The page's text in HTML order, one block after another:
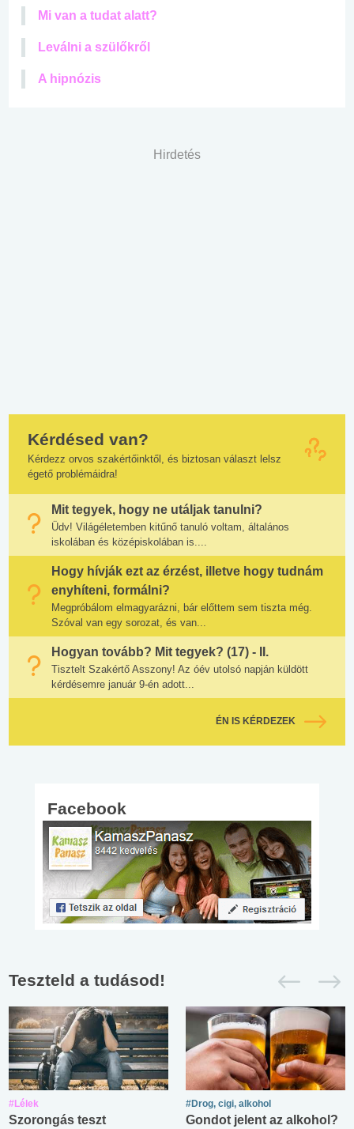
Mi van a tudat alatt?
Leválni a szülőkről
A hipnózis
Hirdetés
Kérdésed van?
Kérdezz orvos szakértőinktől, és biztosan választ lelsz
égető problémáidra!
Mit tegyek, hogy ne utáljak tanulni?
Üdv! Világéletemben kitűnő tanuló voltam, általános
iskolában és középiskolában is....
Hogy hívják ezt az érzést, illetve hogy tudnám
enyhíteni, formálni?
Megpróbálom elmagyarázni, bár előttem sem tiszta még.
Szóval van egy sorozat, és van...
Hogyan tovább? Mit tegyek? (17) - II.
Tisztelt Szakértő Asszony! Az óév utolsó napján küldött
kérdésemre január 9-én adott...
ÉN IS KÉRDEZEK
Facebook
Teszteld a tudásod!
#Lélek
Szorongás teszt
#Drog, cigi, alkohol
Gondot jelent az alkohol?